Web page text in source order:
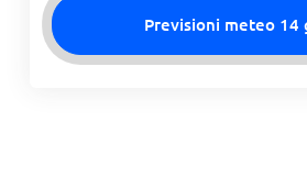
Previsioni meteo 14